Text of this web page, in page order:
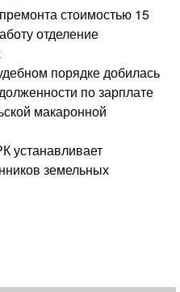
стоимостью 15
отделение
порядке добилась
по зарплате
макаронной
устанавливает
земельных